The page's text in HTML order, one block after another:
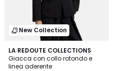
New Collection
LA REDOUTE COLLECTIONS
Giacca con collo rotondo e
linea aderente